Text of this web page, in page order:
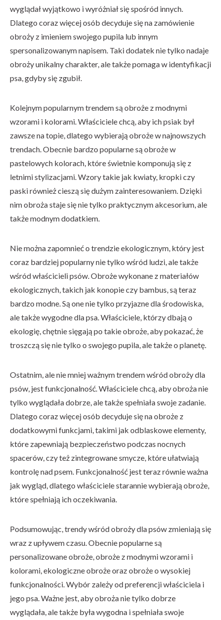
wyglądał wyjątkowo i wyróżniał się spośród innych.
Dlatego coraz więcej osób decyduje się na zamówienie
obroży z imieniem swojego pupila lub innym
spersonalizowanym napisem. Taki dodatek nie tylko nadaje
obroży unikalny charakter, ale także pomaga w identyfikacji
psa, gdyby się zgubił.
Kolejnym popularnym trendem są obroże z modnymi
wzorami i kolorami. Właściciele chcą, aby ich psiak był
zawsze na topie, dlatego wybierają obroże w najnowszych
trendach. Obecnie bardzo popularne są obroże w
pastelowych kolorach, które świetnie komponują się z
letnimi stylizacjami. Wzory takie jak kwiaty, kropki czy
paski również cieszą się dużym zainteresowaniem. Dzięki
nim obroża staje się nie tylko praktycznym akcesorium, ale
także modnym dodatkiem.
Nie można zapomnieć o trendzie ekologicznym, który jest
coraz bardziej popularny nie tylko wśród ludzi, ale także
wśród właścicieli psów. Obroże wykonane z materiałów
ekologicznych, takich jak konopie czy bambus, są teraz
bardzo modne. Są one nie tylko przyjazne dla środowiska,
ale także wygodne dla psa. Właściciele, którzy dbają o
ekologię, chętnie sięgają po takie obroże, aby pokazać, że
troszczą się nie tylko o swojego pupila, ale także o planetę.
Ostatnim, ale nie mniej ważnym trendem wśród obroży dla
psów, jest funkcjonalność. Właściciele chcą, aby obroża nie
tylko wyglądała dobrze, ale także spełniała swoje zadanie.
Dlatego coraz więcej osób decyduje się na obroże z
dodatkowymi funkcjami, takimi jak odblaskowe elementy,
które zapewniają bezpieczeństwo podczas nocnych
spacerów, czy też zintegrowane smycze, które ułatwiają
kontrolę nad psem. Funkcjonalność jest teraz równie ważna
jak wygląd, dlatego właściciele starannie wybierają obroże,
które spełniają ich oczekiwania.
Podsumowując, trendy wśród obroży dla psów zmieniają się
wraz z upływem czasu. Obecnie popularne są
personalizowane obroże, obroże z modnymi wzorami i
kolorami, ekologiczne obroże oraz obroże o wysokiej
funkcjonalności. Wybór zależy od preferencji właściciela i
jego psa. Ważne jest, aby obroża nie tylko dobrze
wyglądała, ale także była wygodna i spełniała swoje